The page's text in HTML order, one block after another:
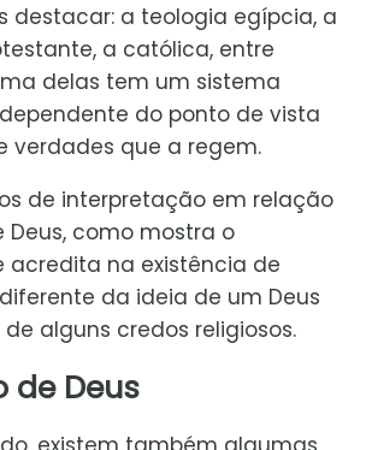
destacar: a teologia egípcia, a
a católica, entre
delas tem um sistema
do ponto de vista
verdades que a regem.
de interpretação em relação
como mostra o
acredita na existência de
da ideia de um Deus
alguns credos religiosos.
de Deus